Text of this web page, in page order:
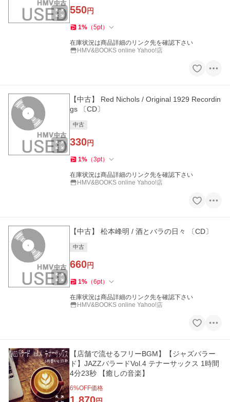
550円
1% （5pt）
在庫状況は商品詳細のリンク先を確認下さい
HMV&BOOKS online Yahoo!店
【中古】 Red Nichols / Original 1929 Recordin
gs 〔CD〕
中古
330円
1% （3pt）
在庫状況は商品詳細のリンク先を確認下さい
HMV&BOOKS online Yahoo!店
【中古】 松本峰明 / 酒とバラの日々 〔CD〕
中古
660円
1% （6pt）
在庫状況は商品詳細のリンク先を確認下さい
HMV&BOOKS online Yahoo!店
【店舗で流せるフリーBGM】【ジャズバラー
ド】JAZZバラードVol.4 テナーサックス 1時間
4分23秒 【癒しの音楽】
6%OFF価格